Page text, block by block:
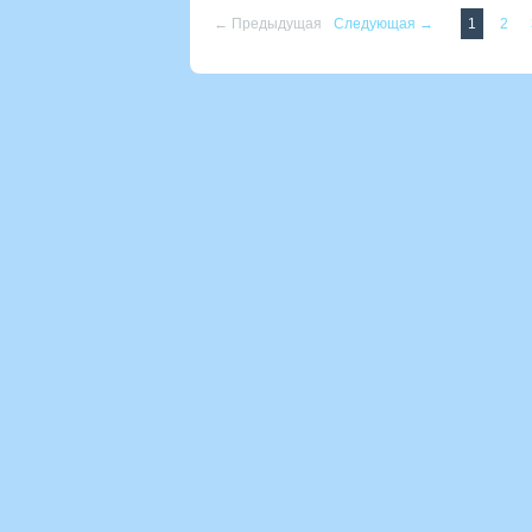
← Предыдущая Следующая → 1 2